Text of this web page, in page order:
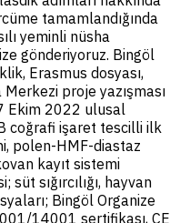
tamamlandığında
yeminli nüsha
gönderiyoruz. Bingöl
Erasmus dosyası,
proje yazışması
Ekim 2022 ulusal
coğrafi işaret tescilli ilk
polen-HMF-diastaz
kayıt sistemi
sığırcılığı, hayvan
Bingöl Organize
14001 sertifikası, CE